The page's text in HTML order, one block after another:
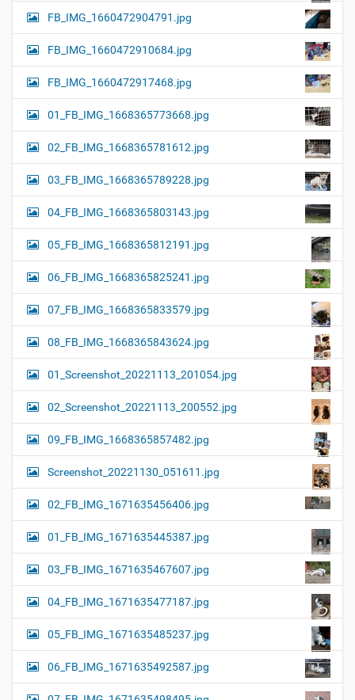
FB_IMG_1660472904791.jpg
FB_IMG_1660472910684.jpg
FB_IMG_1660472917468.jpg
01_FB_IMG_1668365773668.jpg
02_FB_IMG_1668365781612.jpg
03_FB_IMG_1668365789228.jpg
04_FB_IMG_1668365803143.jpg
05_FB_IMG_1668365812191.jpg
06_FB_IMG_1668365825241.jpg
07_FB_IMG_1668365833579.jpg
08_FB_IMG_1668365843624.jpg
01_Screenshot_20221113_201054.jpg
02_Screenshot_20221113_200552.jpg
09_FB_IMG_1668365857482.jpg
Screenshot_20221130_051611.jpg
02_FB_IMG_1671635456406.jpg
01_FB_IMG_1671635445387.jpg
03_FB_IMG_1671635467607.jpg
04_FB_IMG_1671635477187.jpg
05_FB_IMG_1671635485237.jpg
06_FB_IMG_1671635492587.jpg